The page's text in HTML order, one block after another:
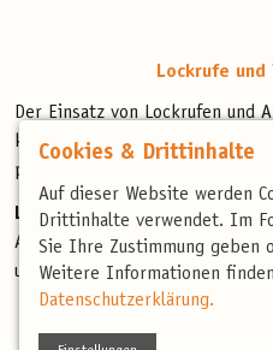
Cookies & Drittinhalte
Auf dieser Website werden
Drittinhalte verwendet. Im
Sie Ihre Zustimmung geben
Weitere Informationen
Datenschutzerklärung.
Lockrufe und
Der Einsatz von Lockrufen und
kann ihre natürlichen
provozieren.
Lösungsansatz:Begrenze den
Apps, um die natürliche
unnötige Spannungen zu